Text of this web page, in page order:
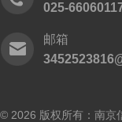
025-
邮箱
© 2026 版权所有：南京